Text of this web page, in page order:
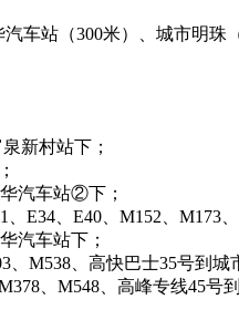
车站（300米）、城市明
新村站下；
汽车站②下；
、E34、E40、M152、
汽车站下；
、M538、高快巴士35号到城
、M548、高峰专线45号